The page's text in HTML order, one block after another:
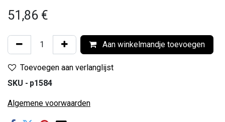
51,86 €
Aan winkelmandje toevoegen
Toevoegen aan verlanglijst
SKU - p1584
Algemene voorwaarden